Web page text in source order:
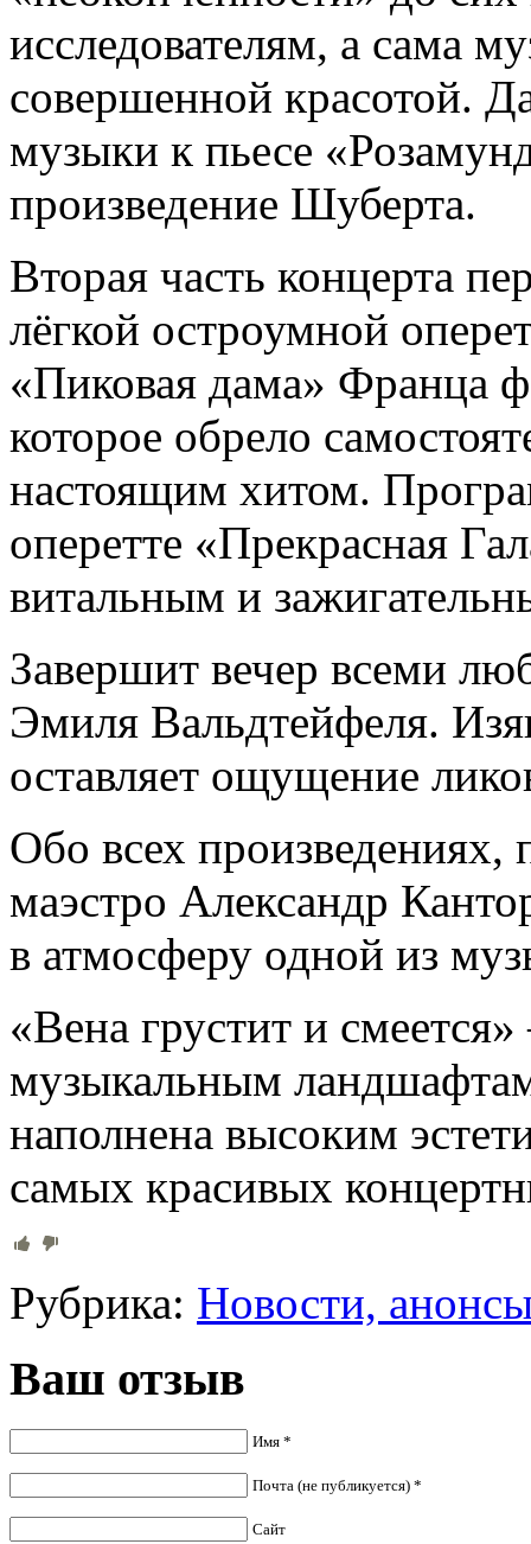
исследователям, а сама
совершенной красотой.
музыки к пьесе
произведение Шуберта.
Вторая часть концерта
лёгкой остроумной
«Пиковая дама» Франца
которое обрело
настоящим хитом.
оперетте «Прекрасная
витальным и
Завершит вечер всеми
Эмиля Вальдтейфеля.
оставляет ощущение
Обо всех произведениях,
маэстро Александр
в атмосферу одной из
«Вена грустит и
музыкальным
наполнена высоким
самых красивых
Рубрика: Новости,
Ваш отзыв
Имя *
Почта (не публикуется) *
Сайт